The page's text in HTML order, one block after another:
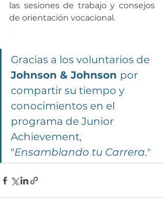
las sesiones de trabajo y consejos
de orientación vocacional.
Gracias a los voluntarios de
Johnson & Johnson por
compartir su tiempo y
conocimientos en el
programa de Junior
Achievement,
"Ensamblando tu Carrera."